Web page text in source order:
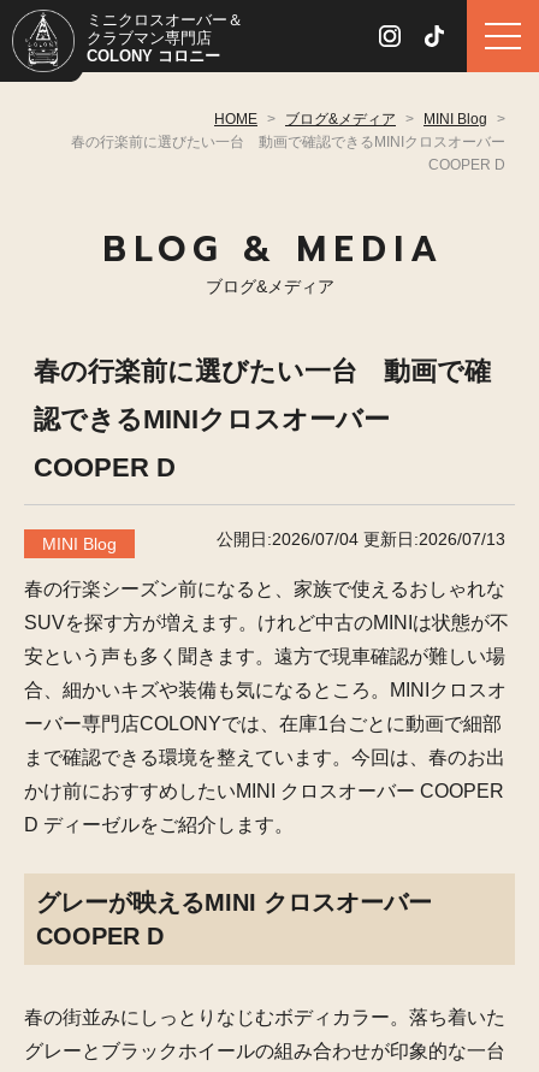
ミニクロスオーバー＆
クラブマン専門店
COLONY コロニー
HOME > ブログ&メディア > MINI Blog
>
春の行楽前に選びたい一台 動画で確認できるMINIクロスオーバー
COOPER D
BLOG & MEDIA
ブログ&メディア
春の行楽前に選びたい一台 動画で確
認できるMINIクロスオーバー
COOPER D
MINI Blog 公開日:2026/07/04 更新日:2026/07/13
春の行楽シーズン前になると、家族で使えるおしゃれな
SUVを探す方が増えます。けれど中古のMINIは状態が不
安という声も多く聞きます。遠方で現車確認が難しい場
合、細かいキズや装備も気になるところ。MINIクロスオ
ーバー専門店COLONYでは、在庫1台ごとに動画で細部
まで確認できる環境を整えています。今回は、春のお出
かけ前におすすめしたいMINI クロスオーバー COOPER
D ディーゼルをご紹介します。
グレーが映えるMINI クロスオーバー
COOPER D
春の街並みにしっとりなじむボディカラー。落ち着いた
グレーとブラックホイールの組み合わせが印象的な一台